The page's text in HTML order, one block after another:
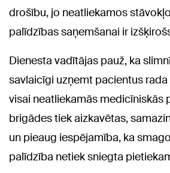
drošību, jo neatliekamos
palīdzības saņemšanai ir
Dienesta vadītājas pauž, ka
savlaicīgi uzņemt pacientus
visai neatliekamās medicīniskās
brigādes tiek aizkavētas,
un pieaug iespējamība, ka
palīdzība netiek sniegta